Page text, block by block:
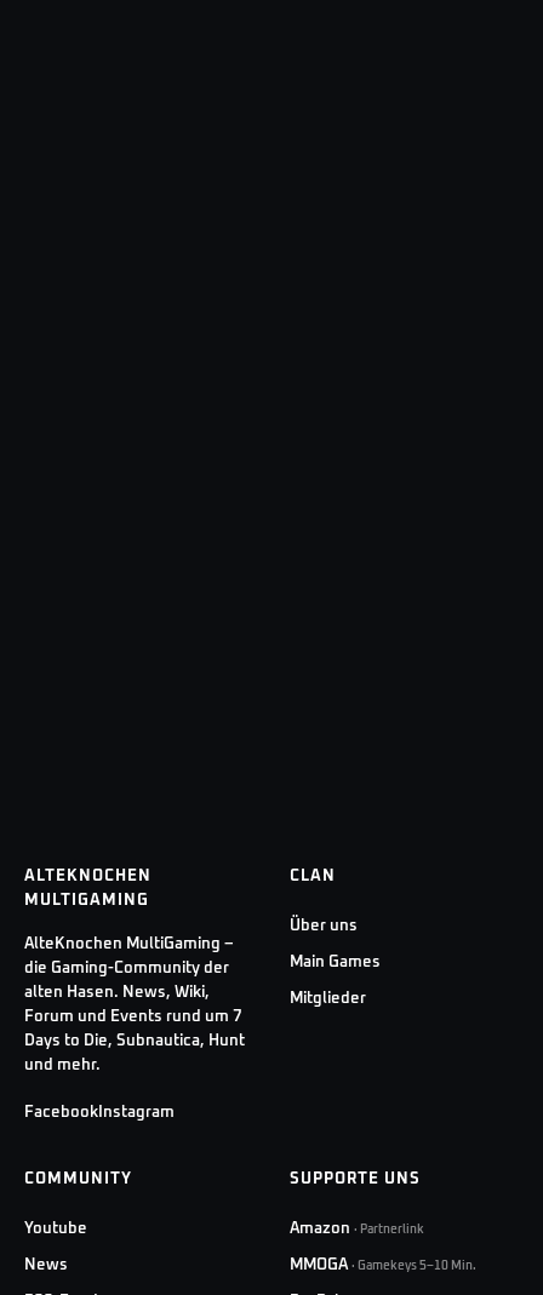
ALTEKNOCHEN
MULTIGAMING
AlteKnochen MultiGaming –
die Gaming-Community der
alten Hasen. News, Wiki,
Forum und Events rund um 7
Days to Die, Subnautica, Hunt
und mehr.
Facebook Instagram
CLAN
Über uns
Main Games
Mitglieder
COMMUNITY
Youtube
News
SUPPORTE UNS
Amazon · Partnerlink
MMOGA · Gamekeys 5–10 Min.